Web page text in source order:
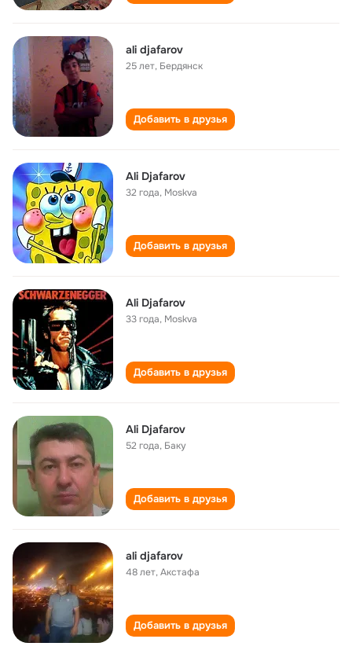
ali djafarov
25 лет, Бердянск
Добавить в друзья
Ali Djafarov
32 года, Moskva
Добавить в друзья
Ali Djafarov
33 года, Moskva
Добавить в друзья
Ali Djafarov
52 года, Баку
Добавить в друзья
ali djafarov
48 лет,Акстафа
Добавить в друзья